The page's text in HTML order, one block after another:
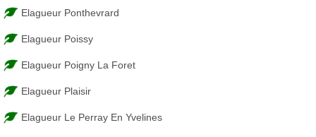
Elagueur Ponthevrard
Elagueur Poissy
Elagueur Poigny La Foret
Elagueur Plaisir
Elagueur Le Perray En Yvelines